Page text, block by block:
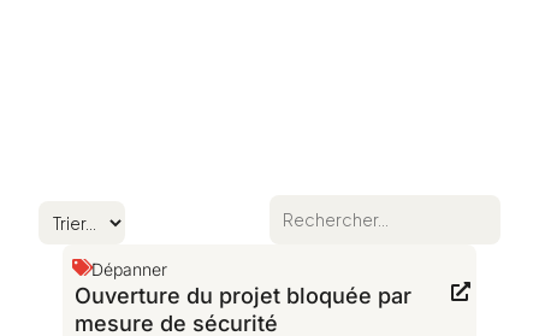
Dépanner
Ouverture du projet bloquée par
mesure de sécurité